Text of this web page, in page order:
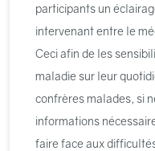
participants un
intervenant entre le
Ceci afin de les
maladie sur leur
confrères malades, si
informations
faire face aux